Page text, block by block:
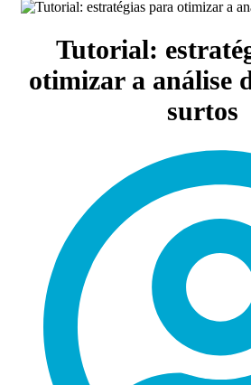
Tutorial:
otimizar a análise
surtos